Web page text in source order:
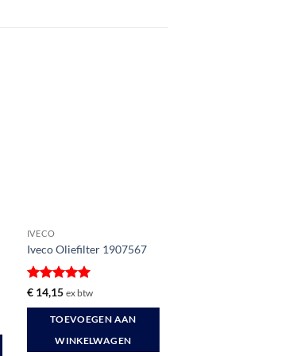
IVECO
Iveco Oliefilter 1907567
Gewaardeerd
€14,15 ex btw
TOEVOEGEN AAN
WINKELWAGEN